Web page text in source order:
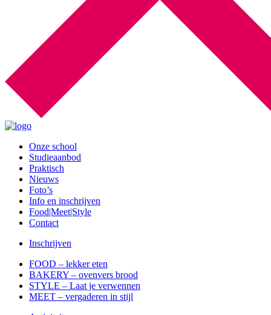
Onze school
Studieaanbod
Praktisch
Nieuws
Foto’s
Info en inschrijven
Food|Meet|Style
Contact
Inschrijven
FOOD – lekker eten
BAKERY – ovenvers brood
STYLE – Laat je verwennen
MEET – vergaderen in stijl